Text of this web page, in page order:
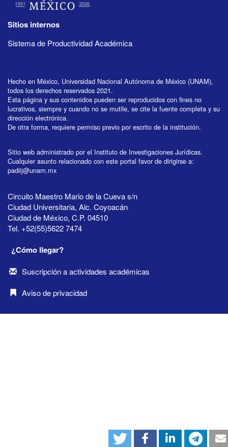
Sitios internos
Sistema de Productividad Académica
Hecho en México, Universidad Nacional Autónoma de México (UNAM),
todos los derechos reservados 2021.
Esta página y sus contenidos pueden ser reproducidos con fines no
lucrativos, siempre y cuando no se mutile, se cite la fuente completa y su
dirección electrónica.
De otra forma, requiere permiso previo por escrito de la institución.
Sitio web administrado por el Instituto de Investigaciones Jurídicas.
Cualquier asunto relacionado con este portal favor de dirigirse a:
padiij@unam.mx
Circuito Maestro Mario de la Cueva s/n
Ciudad Universitaria, Alc. Coyoacán
Ciudad de México, C.P. 04510
Tel. +52(55)5622 7474
¿Cómo llegar?
Suscripción a actividades académicas
Aviso de privacidad